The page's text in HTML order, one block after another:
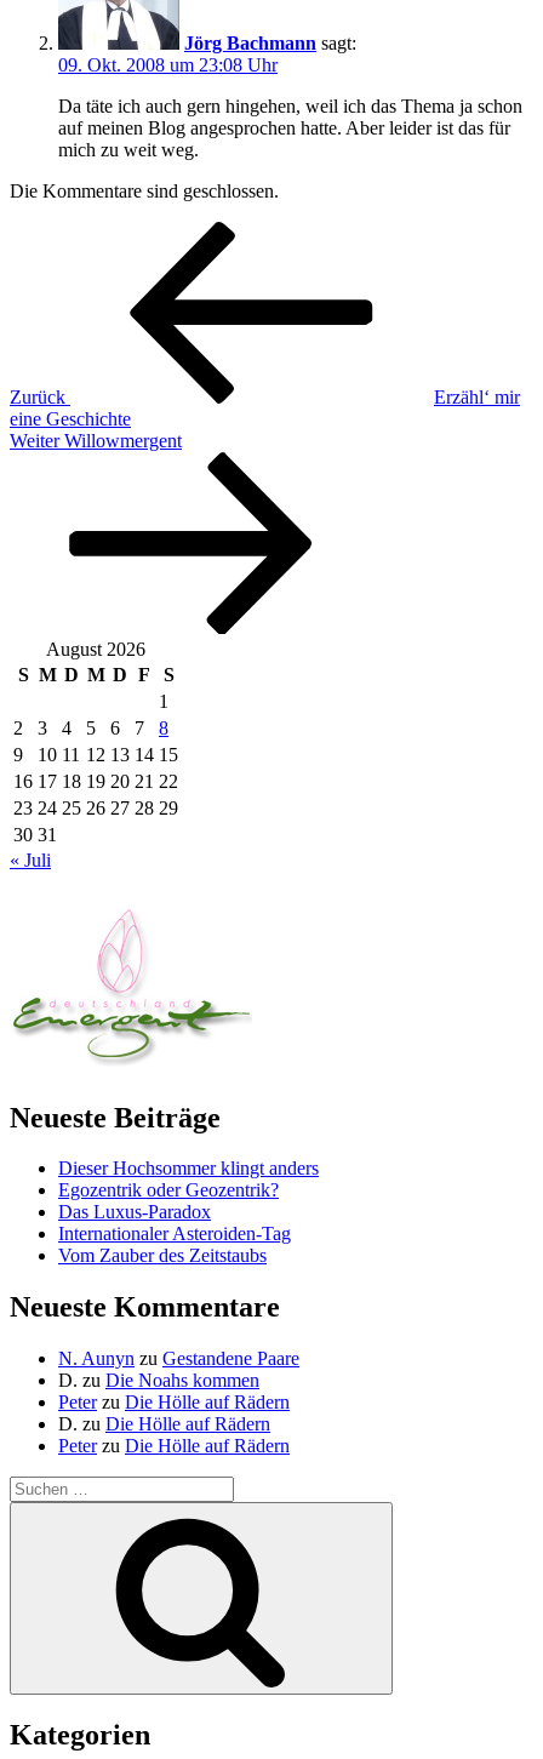
Jörg Bachmann sagt:
09. Okt. 2008 um 23:08 Uhr
Da täte ich auch gern hingehen, weil ich das Thema ja schon
auf meinen Blog angesprochen hatte. Aber leider ist das für
mich zu weit weg.
Die Kommentare sind geschlossen.
Beitragsnavigation
Zurück
Erzähl‘ mir
eine Geschichte
Nächster
Weiter Willowmergent
August 2026
S M D M D F
S
1
2
3 4 5 6 7
8
9
10 11 12 13 14 15
16 17 18 19 20 21 22
23 24 25 26 27 28 29
30 31
« Juli
Neueste Beiträge
Dieser Hochsommer klingt anders
Egozentrik oder Geozentrik?
Das Luxus-Paradox
Internationaler Asteroiden-Tag
Vom Zauber des Zeitstaubs
Neueste Kommentare
N. Aunyn zu Gestandene Paare
D. zu Die Noahs kommen
Peterzu Die Hölle auf Rädern
D. zu Die Hölle auf Rädern
Peterzu Die Hölle auf Rädern
Suche
nach:
Kategorien